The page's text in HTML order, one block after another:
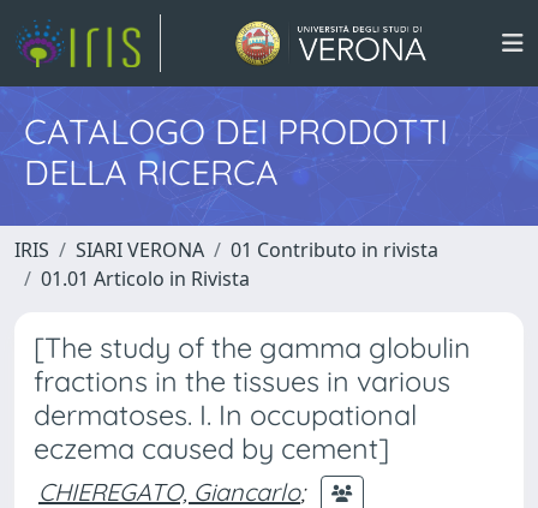
CATALOGO DEI PRODOTTI
DELLA RICERCA
IRIS SIARI VERONA
01 Contributo in rivista
01.01 Articolo in Rivista
[The study of the gamma globulin
fractions in the tissues in various
dermatoses. I. In occupational
eczema caused by cement]
CHIEREGATO, Giancarlo;